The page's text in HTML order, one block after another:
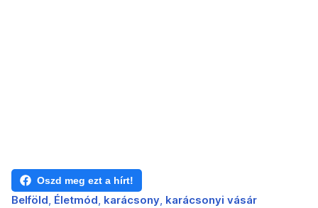
Oszd meg ezt a hírt!
Belföld Életmód karácsony karácsonyi vásár